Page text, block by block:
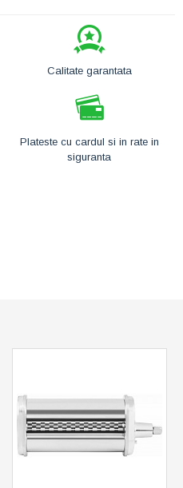
Calitate garantata
Plateste cu cardul si in rate in
siguranta